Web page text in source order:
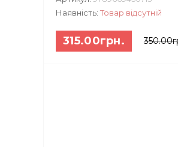
Наявність: Товар відсутній
315.00грн.